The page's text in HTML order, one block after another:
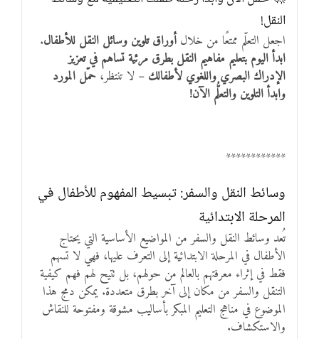
النقل!
اجعل التعلّم ممتعًا من خلالأوراق تلوين وسائل النقل للأطفال.
ابدأ اليوم بتعليم مفاهيم النقل بطرق مرئية تساهم في تعزيز
الإدراك البصري واللغوي لأطفالك – لا تنتظر، حمّل المورد
وابدأ التلوين والتعلُّم الآن!
************
وسائط النقل والسفر: تبسيط المفهوم للأطفال في
المرحلة الابتدائية
تُعد وسائط النقل والسفر من المواضيع الأساسية التي يحتاج
الأطفال في المرحلة الابتدائية إلى التعرف عليها، فهي لا تسهم
فقط في إثراء معرفتهم بالعالم من حولهم، بل تتيح لهم فهم كيفية
التنقل والسفر من مكان إلى آخر بطرق متعددة. يمكن دمج هذا
الموضوع في مناهج التعليم المبكر بأساليب مشوقة ومفتوحة للنقاش
والاستكشاف.